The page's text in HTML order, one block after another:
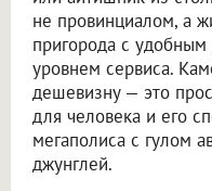
не провинциалом, а
пригорода с
уровнем сервиса.
дешевизну — это
для человека и его
мегаполиса с гулом
джунглей.